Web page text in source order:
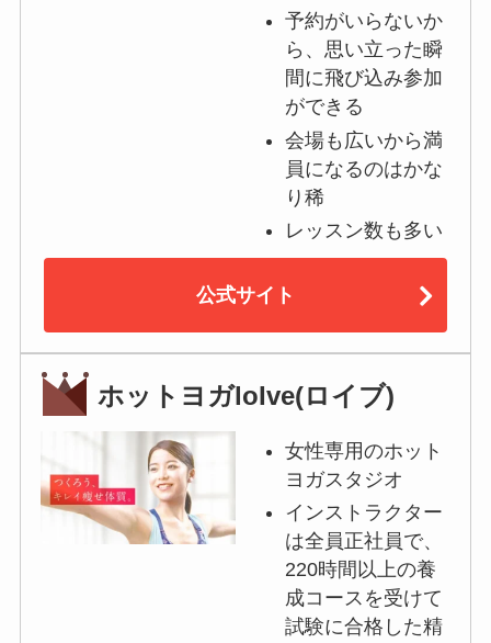
予約がいらないか
ら、思い立った瞬
間に飛び込み参加
ができる
会場も広いから満
員になるのはかな
り稀
レッスン数も多い
公式サイト
ホットヨガloIve(ロイブ)
女性専用のホット
ヨガスタジオ
インストラクター
は全員正社員で、
220時間以上の養
成コースを受けて
試験に合格した精